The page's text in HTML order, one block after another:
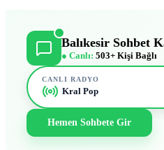
Balıkesir Sohbet
● Canlı: 503+ Kişi Bağlı
CANLI RADYO
Kral Pop
Hemen Sohbete Gir